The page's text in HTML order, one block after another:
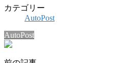
カテゴリー
AutoPost
AutoPost